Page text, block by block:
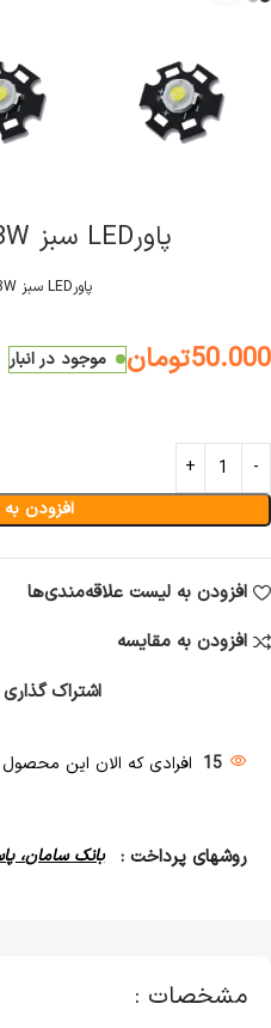
پاورLED سبز 3W ستاره ادیسون
پاورLED سبز 3W ستاره ادیسون
50.000تومان
موجود در انبار
افزودن
افزودن به لیست علاقه‌مندی‌ها
افزودن به مقایسه
اشتراک
15 افرادی که الان این محصول
روشهای پرداخت : بانک سامان،
مشخصات :